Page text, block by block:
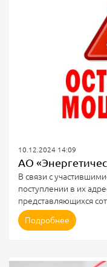
10.12.2024 14:09
В связи с
поступлении в их
представляющихся
организации и
по замене
Обращаем ваше
Подробнее